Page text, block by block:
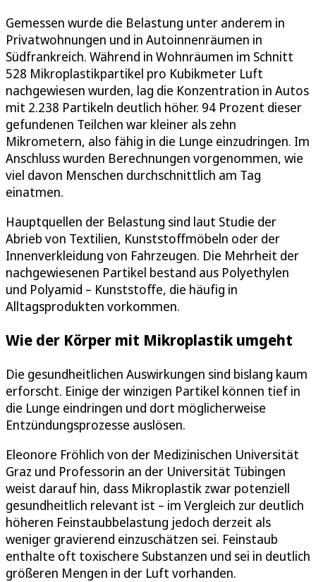
Gemessen wurde die Belastung unter anderem in
Privatwohnungen und in Autoinnenräumen in
Südfrankreich. Während in Wohnräumen im Schnitt
528 Mikroplastikpartikel pro Kubikmeter Luft
nachgewiesen wurden, lag die Konzentration in Autos
mit 2.238 Partikeln deutlich höher. 94 Prozent dieser
gefundenen Teilchen war kleiner als zehn
Mikrometern, also fähig in die Lunge einzudringen. Im
Anschluss wurden Berechnungen vorgenommen, wie
viel davon Menschen durchschnittlich am Tag
einatmen.
Hauptquellen der Belastung sind laut Studie der
Abrieb von Textilien, Kunststoffmöbeln oder der
Innenverkleidung von Fahrzeugen. Die Mehrheit der
nachgewiesenen Partikel bestand aus Polyethylen
und Polyamid – Kunststoffe, die häufig in
Alltagsprodukten vorkommen.
Wie der Körper mit Mikroplastik umgeht
Die gesundheitlichen Auswirkungen sind bislang kaum
erforscht. Einige der winzigen Partikel können tief in
die Lunge eindringen und dort möglicherweise
Entzündungsprozesse auslösen.
Eleonore Fröhlich von der Medizinischen Universität
Graz und Professorin an der Universität Tübingen
weist darauf hin, dass Mikroplastik zwar potenziell
gesundheitlich relevant ist – im Vergleich zur deutlich
höheren Feinstaubbelastung jedoch derzeit als
weniger gravierend einzuschätzen sei. Feinstaub
enthalte oft toxischere Substanzen und sei in deutlich
größeren Mengen in der Luft vorhanden.